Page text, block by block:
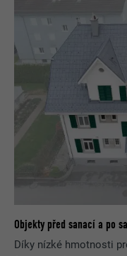
Objekty před sanací a po
Díky nízké hmotnosti